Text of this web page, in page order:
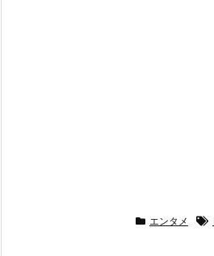
エンタメ